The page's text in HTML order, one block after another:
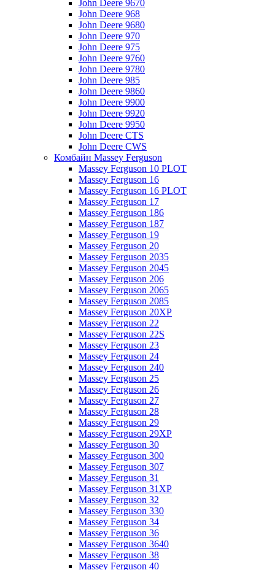
John Deere 9670
John Deere 968
John Deere 9680
John Deere 970
John Deere 975
John Deere 9760
John Deere 9780
John Deere 985
John Deere 9860
John Deere 9900
John Deere 9920
John Deere 9950
John Deere CTS
John Deere CWS
Комбайн Massey Ferguson
Massey Ferguson 10 PLOT
Massey Ferguson 16
Massey Ferguson 16 PLOT
Massey Ferguson 17
Massey Ferguson 186
Massey Ferguson 187
Massey Ferguson 19
Massey Ferguson 20
Massey Ferguson 2035
Massey Ferguson 2045
Massey Ferguson 206
Massey Ferguson 2065
Massey Ferguson 2085
Massey Ferguson 20XP
Massey Ferguson 22
Massey Ferguson 22S
Massey Ferguson 23
Massey Ferguson 24
Massey Ferguson 240
Massey Ferguson 25
Massey Ferguson 26
Massey Ferguson 27
Massey Ferguson 28
Massey Ferguson 29
Massey Ferguson 29XP
Massey Ferguson 30
Massey Ferguson 300
Massey Ferguson 307
Massey Ferguson 31
Massey Ferguson 31XP
Massey Ferguson 32
Massey Ferguson 330
Massey Ferguson 34
Massey Ferguson 36
Massey Ferguson 3640
Massey Ferguson 38
Massey Ferguson 40